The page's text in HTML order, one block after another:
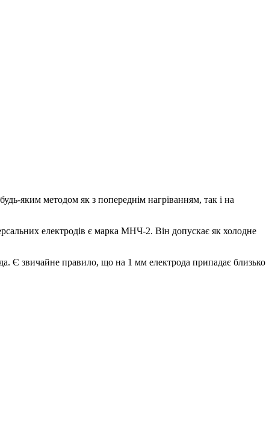
яким методом як з попереднім нагріванням, так і на
електродів є марка МНЧ-2. Він допускає як холодне
Є звичайне правило, що на 1 мм електрода припадає близько